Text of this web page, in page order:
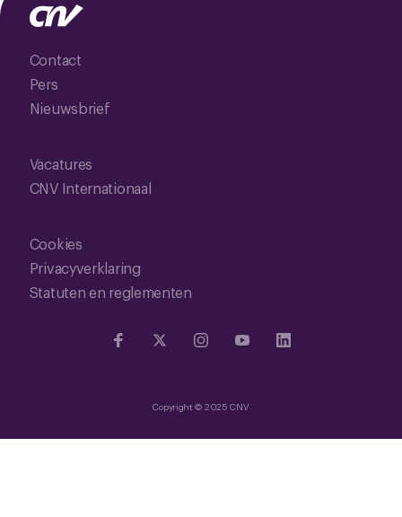
Contact
Pers
Nieuwsbrief
Vacatures
CNV Internationaal
Cookies
Privacyverklaring
Statuten en reglementen
Copyright © 2025 CNV